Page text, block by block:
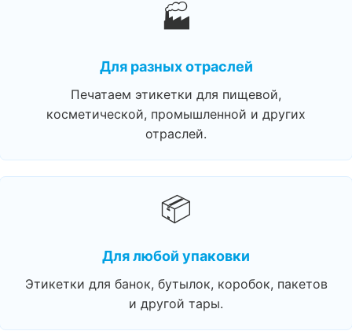
🏭
Для разных отраслей
Печатаем этикетки для пищевой,
косметической, промышленной и других
отраслей.
📦
Для любой упаковки
Этикетки для банок, бутылок, коробок, пакетов
и другой тары.